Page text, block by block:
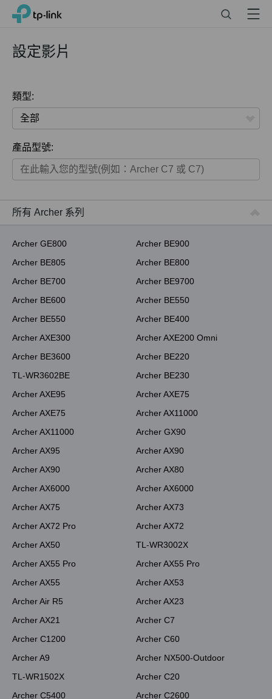
Click
navigation
TP-Link, Reliably Smart Menu
設定影片
類型:
全部
家用產品
商用產品
ISP用產品
產品型號:
所有 Archer 系列
Archer GE800
Archer BE900
Archer BE805
Archer BE800
Archer BE700
Archer BE9700
Archer BE600
Archer BE550
Archer BE550
Archer BE400
Archer AXE300
Archer AXE200 Omni
Archer BE3600
Archer BE220
TL-WR3602BE
Archer BE230
Archer AXE95
Archer AXE75
Archer AXE75
Archer AX11000
Archer AX11000
Archer GX90
Archer AX95
Archer AX90
Archer AX90
Archer AX80
Archer AX6000
Archer AX6000
Archer AX75
Archer AX73
Archer AX72 Pro
Archer AX72
Archer AX50
TL-WR3002X
Archer AX55 Pro
Archer AX55 Pro
Archer AX55
Archer AX53
Archer Air R5
Archer AX23
Archer AX21
Archer C7
Archer C1200
Archer C60
Archer A9
Archer NX500-Outdoor
TL-WR1502X
Archer C20
Archer C5400
Archer C2600